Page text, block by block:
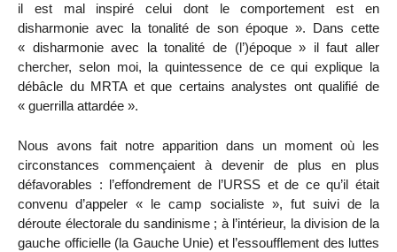
il est mal inspiré celui dont le comportement est en
disharmonie avec la tonalité de son époque ». Dans cette
« disharmonie avec la tonalité de (l’)époque » il faut aller
chercher, selon moi, la quintessence de ce qui explique la
débâcle du MRTA et que certains analystes ont qualifié de
« guerrilla attardée ».
Nous avons fait notre apparition dans un moment où les
circonstances commençaient à devenir de plus en plus
défavorables : l’effondrement de l’URSS et de ce qu’il était
convenu d’appeler « le camp socialiste », fut suivi de la
déroute électorale du sandinisme ; à l’intérieur, la division de la
gauche officielle (la Gauche Unie) et l’essoufflement des luttes